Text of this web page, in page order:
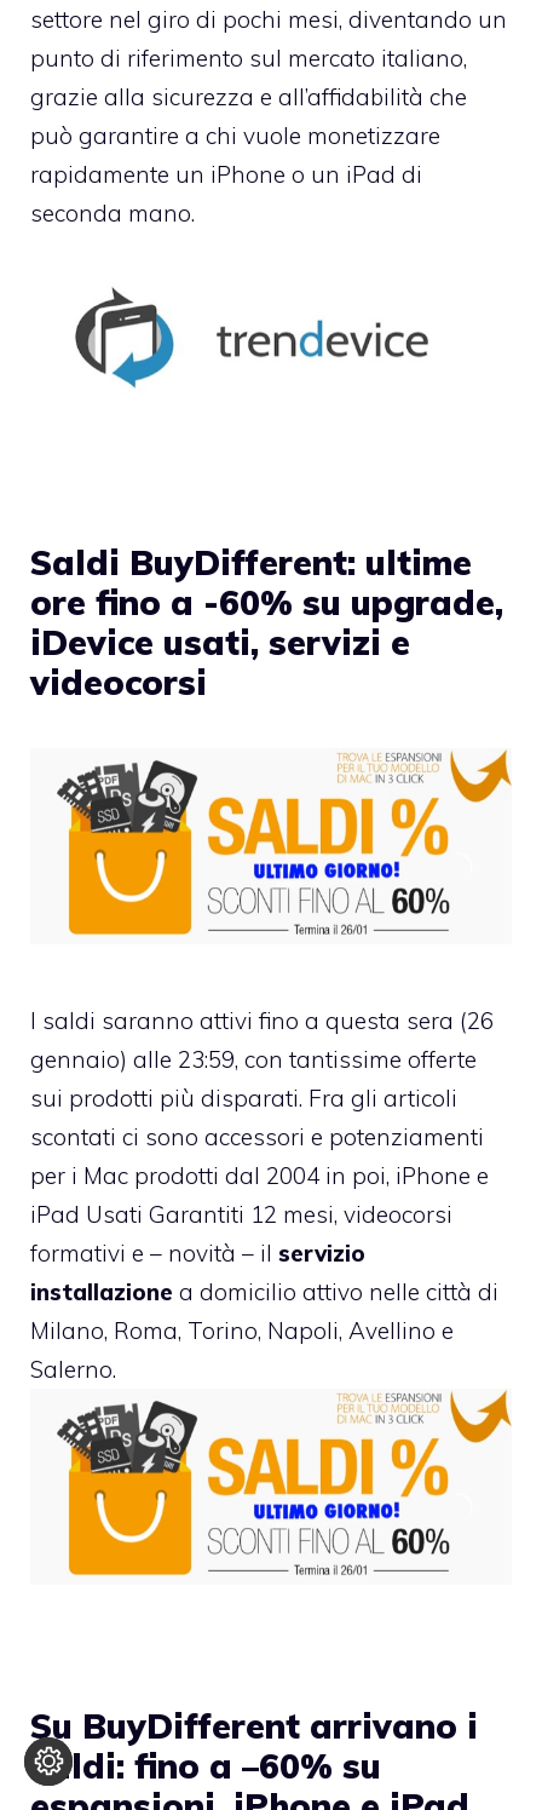
settore nel giro di pochi mesi, diventando un
punto di riferimento sul mercato italiano,
grazie alla sicurezza e all’affidabilità che
può garantire a chi vuole monetizzare
rapidamente un iPhone o un iPad di
seconda mano.
Saldi BuyDifferent: ultime
ore fino a -60% su upgrade,
iDevice usati, servizi e
videocorsi
I saldi saranno attivi fino a questa sera (26
gennaio) alle 23:59, con tantissime offerte
sui prodotti più disparati. Fra gli articoli
scontati ci sono accessori e potenziamenti
per i Mac prodotti dal 2004 in poi, iPhone e
iPad Usati Garantiti 12 mesi, videocorsi
formativi e – novità – il servizio
installazione a domicilio attivo nelle città di
Milano, Roma, Torino, Napoli, Avellino e
Salerno.
Su BuyDifferent arrivano i
saldi: fino a –60% su